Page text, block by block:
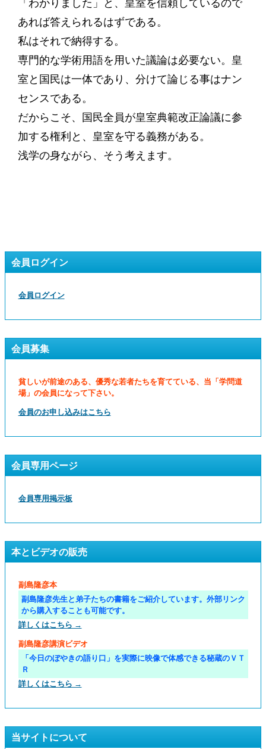
「わかりました」と、皇室を信頼しているので
あれば答えられるはずである。
私はそれで納得する。
専門的な学術用語を用いた議論は必要ない。皇
室と国民は一体であり、分けて論じる事はナン
センスである。
だからこそ、国民全員が皇室典範改正論議に参
加する権利と、皇室を守る義務がある。
浅学の身ながら、そう考えます。
会員ログイン
会員ログイン
会員募集
貧しいが前途のある、優秀な若者たちを育てている、当「学問道
場」の会員になって下さい。
会員のお申し込みはこちら
会員専用ページ
会員専用掲示板
本とビデオの販売
副島隆彦本
副島隆彦先生と弟子たちの書籍をご紹介しています。外部リンク
から購入することも可能です。
詳しくはこちら →
副島隆彦講演ビデオ
「今日のぼやきの語り口」を実際に映像で体感できる秘蔵のＶＴ
Ｒ
詳しくはこちら →
当サイトについて